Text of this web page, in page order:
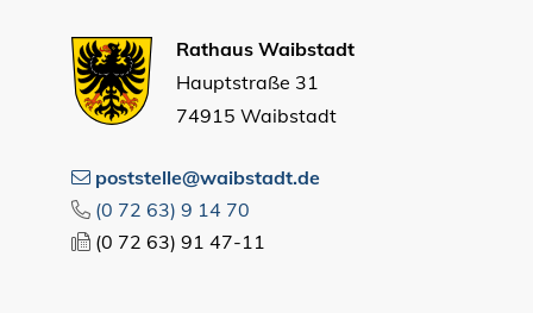
Rathaus Waibstadt
Hauptstraße 31
74915 Waibstadt
poststelle@waibstadt.de
(0 72 63) 9 14 70
(0 72 63) 91 47-11